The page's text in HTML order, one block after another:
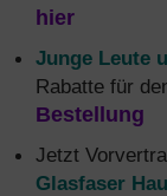
hier
Junge Leute
Rabatte für
Bestellung
Jetzt
Glasfaser